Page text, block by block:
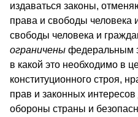
издаваться законы,
права и свободы человека
свободы человека и
ограничены федеральным
в какой это необходимо в
конституционного строя,
прав и законных
обороны страны и